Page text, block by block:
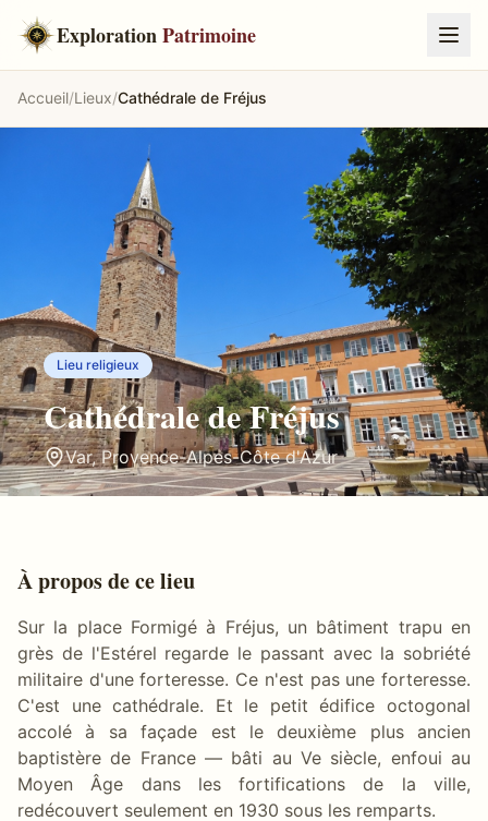
ExplorationPatrimoine
Accueil/Lieux/Cathédrale de Fréjus
Lieu religieux
Cathédrale de Fréjus
Var,Provence-Alpes-Côte d'Azur
À propos de ce lieu
Sur la place Formigé à Fréjus, un bâtiment trapu en
grès de l'Estérel regarde le passant avec la sobriété
militaire d'une forteresse. Ce n'est pas une forteresse.
C'est une cathédrale. Et le petit édifice octogonal
accolé à sa façade est le deuxième plus ancien
baptistère de France — bâti au Ve siècle, enfoui au
Moyen Âge dans les fortifications de la ville,
redécouvert seulement en 1930 sous les remparts.